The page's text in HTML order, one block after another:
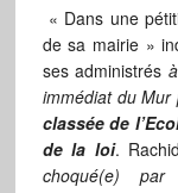
« Dans une
de sa mairie »
ses administrés
immédiat du Mur
classée de
de la loi.
choqué(e)